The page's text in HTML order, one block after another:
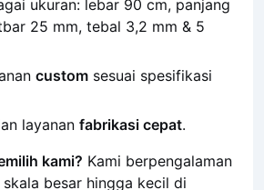
tahan lama, dan stabil.
ukuran: lebar 90 cm, panjang
25 mm, tebal 3,2 mm & 5
custom sesuai spesifikasi
layananfabrikasi cepat.